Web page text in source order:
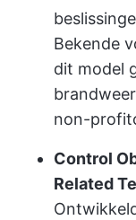
Bekende
dit model
non-
Control
Related